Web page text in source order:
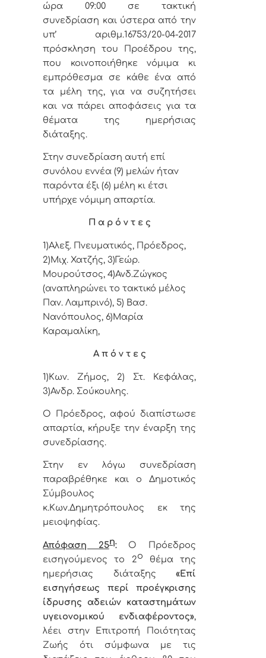
ώρα 09:00 σε τακτική
συνεδρίαση και ύστερα από την
υπ’ αριθμ.16753/20-04-2017
πρόσκληση του Προέδρου της,
που κοινοποιήθηκε νόμιμα κι
εμπρόθεσμα σε κάθε ένα από
τα μέλη της, για να συζητήσει
και να πάρει αποφάσεις για τα
θέματα της ημερήσιας
διάταξης.
Στην συνεδρίαση αυτή επί
συνόλου εννέα (9) μελών ήταν
παρόντα έξι (6) μέλη κι έτσι
υπήρχε νόμιμη απαρτία.
Π α ρ ό ν τ ε ς
1)Αλεξ. Πνευματικός, Πρόεδρος,
2)Μιχ. Χατζής, 3)Γεώρ.
Μουρούτσος, 4)Ανδ.Ζώγκος
(αναπληρώνει το τακτικό μέλος
Παν. Λαμπρινό), 5) Βασ.
Νανόπουλος, 6)Μαρία
Καραμαλίκη,
Α π ό ν τ ε ς
1)Κων. Ζήμος, 2) Στ. Κεφάλας,
3)Ανδρ. Σούκουλης.
Ο Πρόεδρος, αφού διαπίστωσε
απαρτία, κήρυξε την έναρξη της
συνεδρίασης.
Στην εν λόγω συνεδρίαση
παραβρέθηκε και ο Δημοτικός
Σύμβουλος
κ.Κων.Δημητρόπουλος εκ της
μειοψηφίας.
Απόφαση 25η: Ο Πρόεδρος
εισηγούμενος το 2ο θέμα της
ημερήσιας διάταξης «Επί
εισηγήσεως περί προέγκρισης
ίδρυσης αδειών καταστημάτων
υγειονομικού ενδιαφέροντος»,
λέει στην Επιτροπή Ποιότητας
Ζωής ότι σύμφωνα με τις